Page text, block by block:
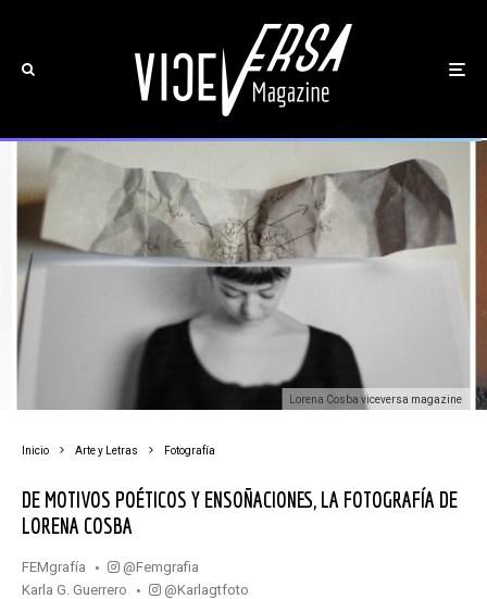
Lorena Cosba viceversa magazine
Inicio Arte y Letras Fotografía
DE MOTIVOS POÉTICOS Y ENSOÑACIONES, LA FOTOGRAFÍA DE
LORENA COSBA
FEMgrafía
@femgrafia
Karla G. Guerrero
@karlagtfoto